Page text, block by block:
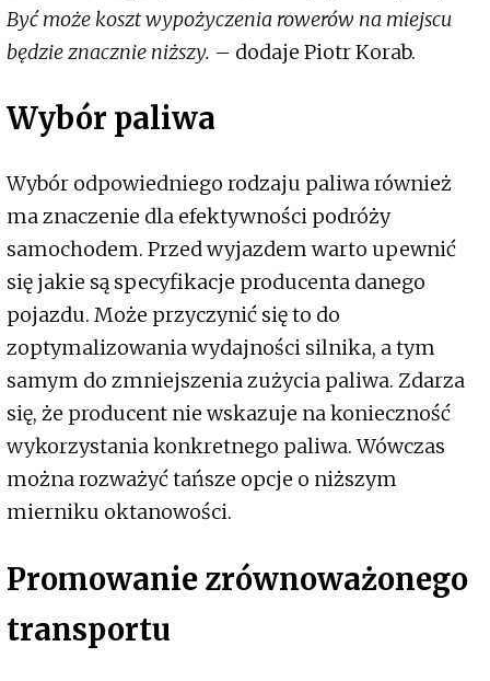
Być może koszt wypożyczenia rowerów na miejscu
będzie znacznie niższy. – dodaje Piotr Korab.
Wybór paliwa
Wybór odpowiedniego rodzaju paliwa również
ma znaczenie dla efektywności podróży
samochodem. Przed wyjazdem warto upewnić
się jakie są specyfikacje producenta danego
pojazdu. Może przyczynić się to do
zoptymalizowania wydajności silnika, a tym
samym do zmniejszenia zużycia paliwa. Zdarza
się, że producent nie wskazuje na konieczność
wykorzystania konkretnego paliwa. Wówczas
można rozważyć tańsze opcje o niższym
mierniku oktanowości.
Promowanie zrównoważonego
transportu